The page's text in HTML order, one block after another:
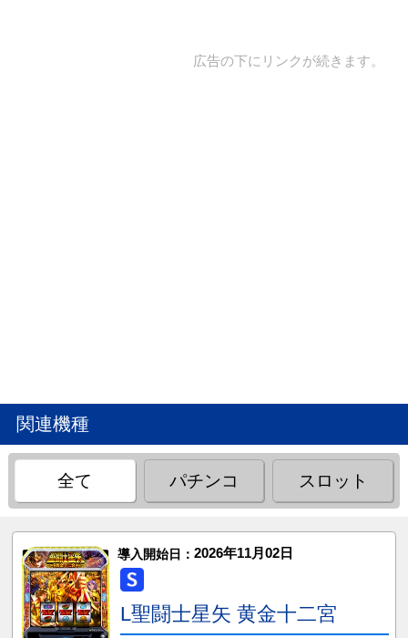
広告の下にリンクが続きます。
関連機種
全て パチンコ スロット
導入開始日： 2026年11月02日
L聖闘士星矢 黄金十二宮